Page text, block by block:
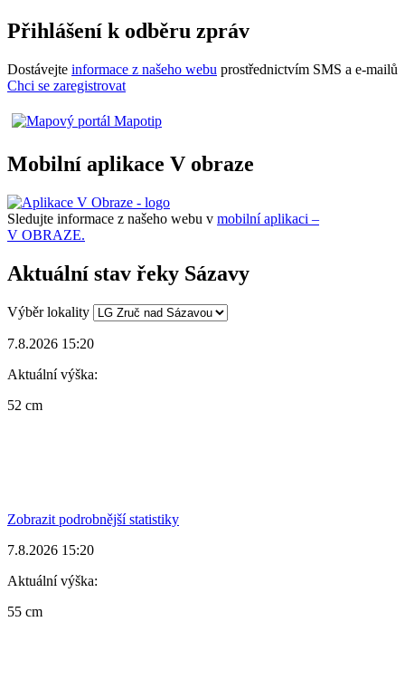
Přihlášení k odběru zpráv
Dostávejte informace z našeho webu prostřednictvím SMS a e-mailů
Chci se zaregistrovat
Mobilní aplikace V obraze
Sledujte informace z našeho webu v mobilní aplikaci –
V OBRAZE.
Aktuální stav řeky Sázavy
Výběr lokality
7.8.2026 15:20
Aktuální výška:
52 cm
Zobrazit podrobnější statistiky
7.8.2026 15:20
Aktuální výška:
55 cm